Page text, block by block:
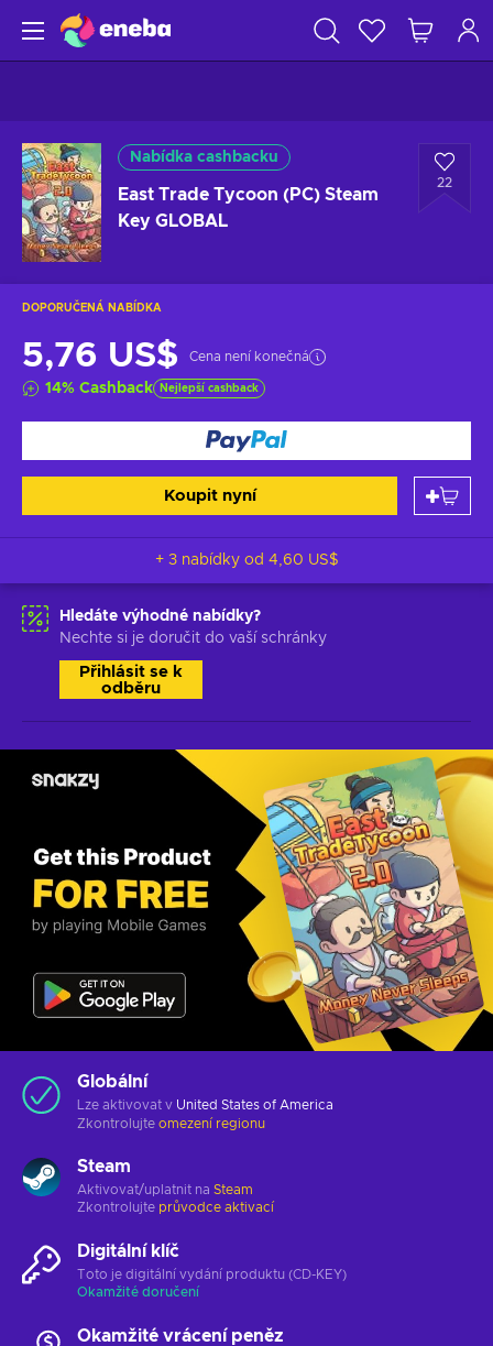
Nabídka cashbacku
East Trade Tycoon (PC) Steam
Key GLOBAL
22
DOPORUČENÁ NABÍDKA
5,76 US$ Cena není konečná
14% Cashback Nejlepší cashback
Koupit nyní
+ 3 nabídky od 4,60 US$
Hledáte výhodné nabídky?
Nechte si je doručit do vaší schránky
Přihlásit se k
odběru
Globální
Lze aktivovat v United States of America
Zkontrolujte omezení regionu
Steam
Aktivovat/uplatnit na Steam
Zkontrolujte průvodce aktivací
Digitální klíč
Toto je digitální vydání produktu (CD-KEY)
Okamžité doručení
Okamžité vrácení peněz